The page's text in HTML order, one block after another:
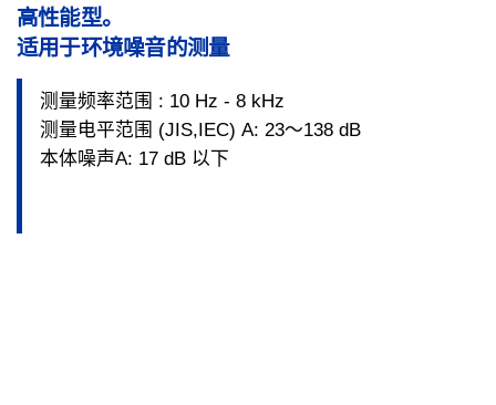
高性能型。
适用于环境噪音的测量
测量频率范围 : 10 Hz - 8 kHz
测量电平范围 (JIS,IEC) A: 23～138 dB
本体噪声A: 17 dB 以下